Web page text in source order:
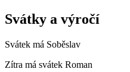
Svátky a výročí
Svátek má Soběslav
Zítra má svátek Roman